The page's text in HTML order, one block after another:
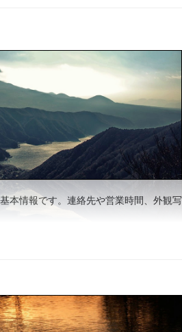
本情報です。連絡先や営業時間、外観写